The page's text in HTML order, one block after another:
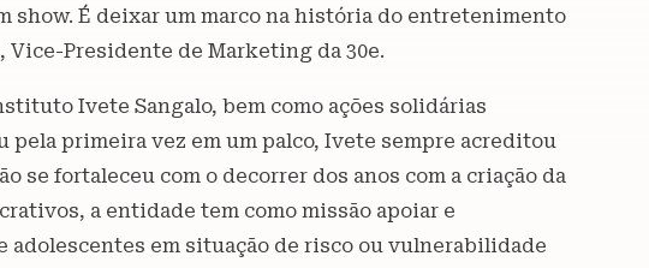
show. É deixar um marco na história do entretenimento
Vice-Presidente de Marketing da 30e.
Ivete Sangalo, bem como ações solidárias
pela primeira vez em um palco, Ivete sempre acreditou
se fortaleceu com o decorrer dos anos com a criação da
a entidade tem como missão apoiar e
adolescentes em situação de risco ou vulnerabilidade